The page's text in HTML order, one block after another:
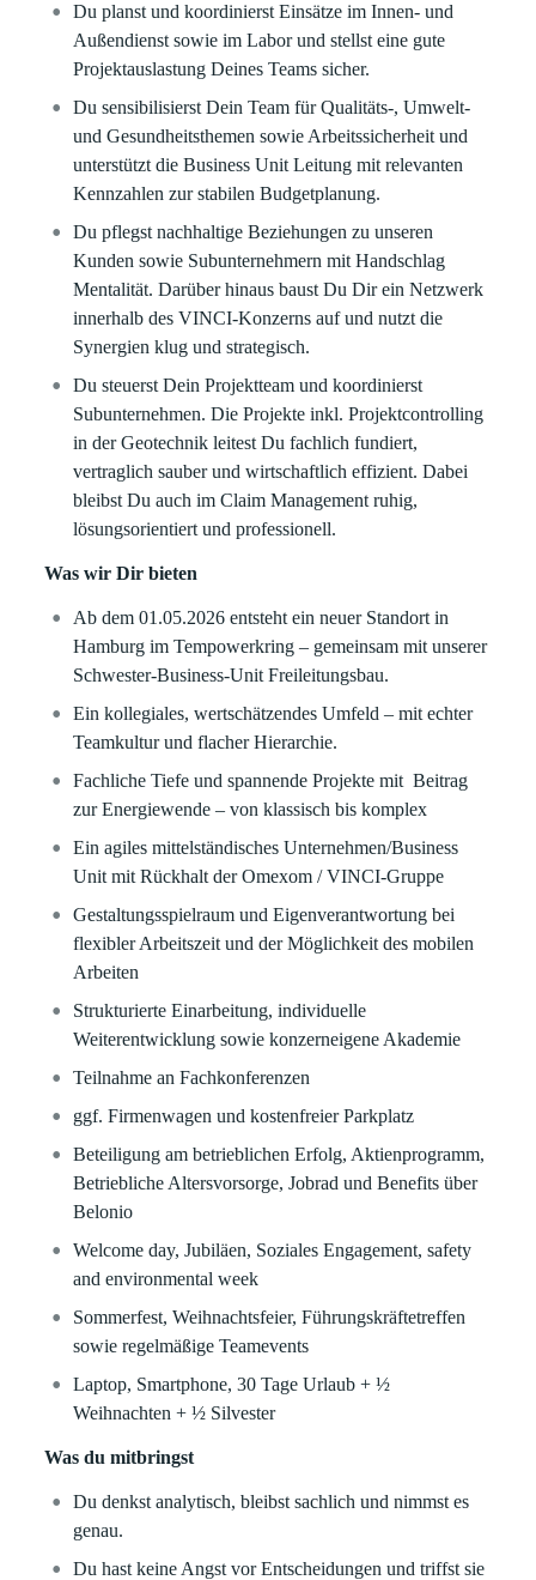
Du planst und koordinierst Einsätze im Innen- und
Außendienst sowie im Labor und stellst eine gute
Projektauslastung Deines Teams sicher.
Du sensibilisierst Dein Team für Qualitäts-, Umwelt-
und Gesundheitsthemen sowie Arbeitssicherheit und
unterstützt die Business Unit Leitung mit relevanten
Kennzahlen zur stabilen Budgetplanung.
Du pflegst nachhaltige Beziehungen zu unseren
Kunden sowie Subunternehmern mit Handschlag
Mentalität. Darüber hinaus baust Du Dir ein Netzwerk
innerhalb des VINCI-Konzerns auf und nutzt die
Synergien klug und strategisch.
Du steuerst Dein Projektteam und koordinierst
Subunternehmen. Die Projekte inkl. Projektcontrolling
in der Geotechnik leitest Du fachlich fundiert,
vertraglich sauber und wirtschaftlich effizient. Dabei
bleibst Du auch im Claim Management ruhig,
lösungsorientiert und professionell.
Was wir Dir bieten
Ab dem 01.05.2026 entsteht ein neuer Standort in
Hamburg im Tempowerkring – gemeinsam mit unserer
Schwester-Business-Unit Freileitungsbau.
Ein kollegiales, wertschätzendes Umfeld – mit echter
Teamkultur und flacher Hierarchie.
Fachliche Tiefe und spannende Projekte mit Beitrag
zur Energiewende – von klassisch bis komplex
Ein agiles mittelständisches Unternehmen/Business
Unit mit Rückhalt der Omexom / VINCI-Gruppe
Gestaltungsspielraum und Eigenverantwortung bei
flexibler Arbeitszeit und der Möglichkeit des mobilen
Arbeiten
Strukturierte Einarbeitung, individuelle
Weiterentwicklung sowie konzerneigene Akademie
Teilnahme an Fachkonferenzen
ggf. Firmenwagen und kostenfreier Parkplatz
Beteiligung am betrieblichen Erfolg, Aktienprogramm,
Betriebliche Altersvorsorge, Jobrad und Benefits über
Belonio
Welcome day, Jubiläen, Soziales Engagement, safety
and environmental week
Sommerfest, Weihnachtsfeier, Führungskräftetreffen
sowie regelmäßige Teamevents
Laptop, Smartphone, 30 Tage Urlaub + ½
Weihnachten + ½ Silvester
Was du mitbringst
Du denkst analytisch, bleibst sachlich und nimmst es
genau.
Du hast keine Angst vor Entscheidungen und triffst sie